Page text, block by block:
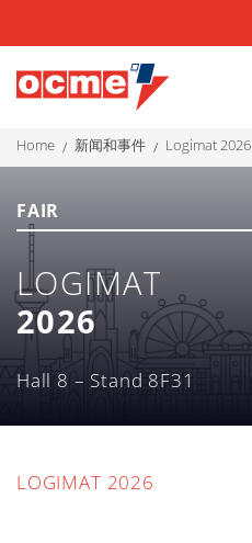
home 新闻和事件 logimat 2026
FAIR
LOGIMAT
2026
Hall 8 – Stand 8F31
LOGIMAT 2026